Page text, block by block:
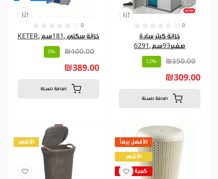
0
خزانة سكني ,181سم ,KETER
₪400.00
-3%
₪389.00
اضافة للسلة
0
خزانة كيتر سادة
صغير93سم,6291
₪350.00
-12%
₪309.00
اضافة للسلة
الأشهر الأفضل بيعاً
الأشهر
كمية قليلة